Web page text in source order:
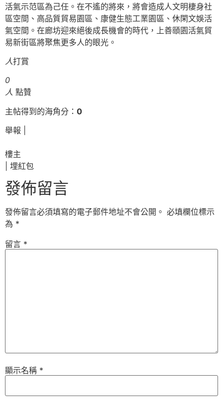
活氣示范區為己任。在不遙的將來，將會造成人文明棲身社
區空間、高品質貿易園區、康健生態工業園區、休閑文娛活
氣空間。在廊坊迎來絕後成長機會的時代，上善頤園活氣貿
易新街區將聚焦更多人的眼光。
人打賞
0
人 點贊
主帖得到的海角分： 0
舉報 |
樓主
埋紅包
發佈留言
發佈留言必須填寫的電子郵件地址不會公開。 必填欄位標示
為 *
留言 *
顯示名稱 *